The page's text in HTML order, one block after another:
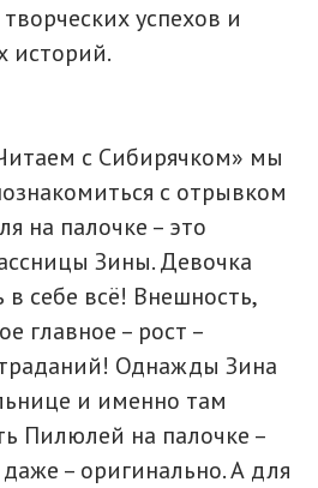
успехов и
историй.
с Сибирячком» мы
с отрывком
на палочке – это
Зины. Девочка
себе всё! Внешность,
главное – рост –
Однажды Зина
и именно там
Пилюлей на палочке –
– оригинально. А для